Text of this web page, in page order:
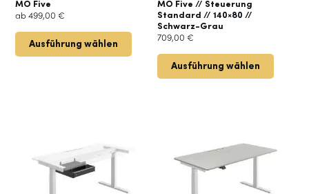
MO Five
ab 499,00 €
Ausführung wählen
der
Produktseite
gewählt
werden
MO Five // Steuerung
Standard // 140×80 //
Schwarz-Grau
709,00€
Ausführung wählen
mehrere
Varianten